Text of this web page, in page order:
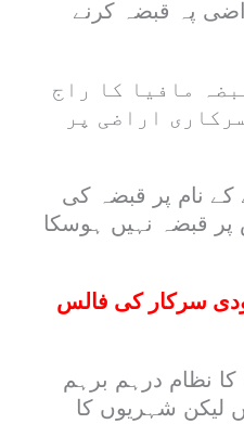
پہ قبضہ کرنے
مافیا کا راج
اراضی پر
کے نام پر قبضہ کی
قبضہ نہیں ہوسکا
سرکار کی فالس
نظام درہم برہم
لیکن شہریوں کا